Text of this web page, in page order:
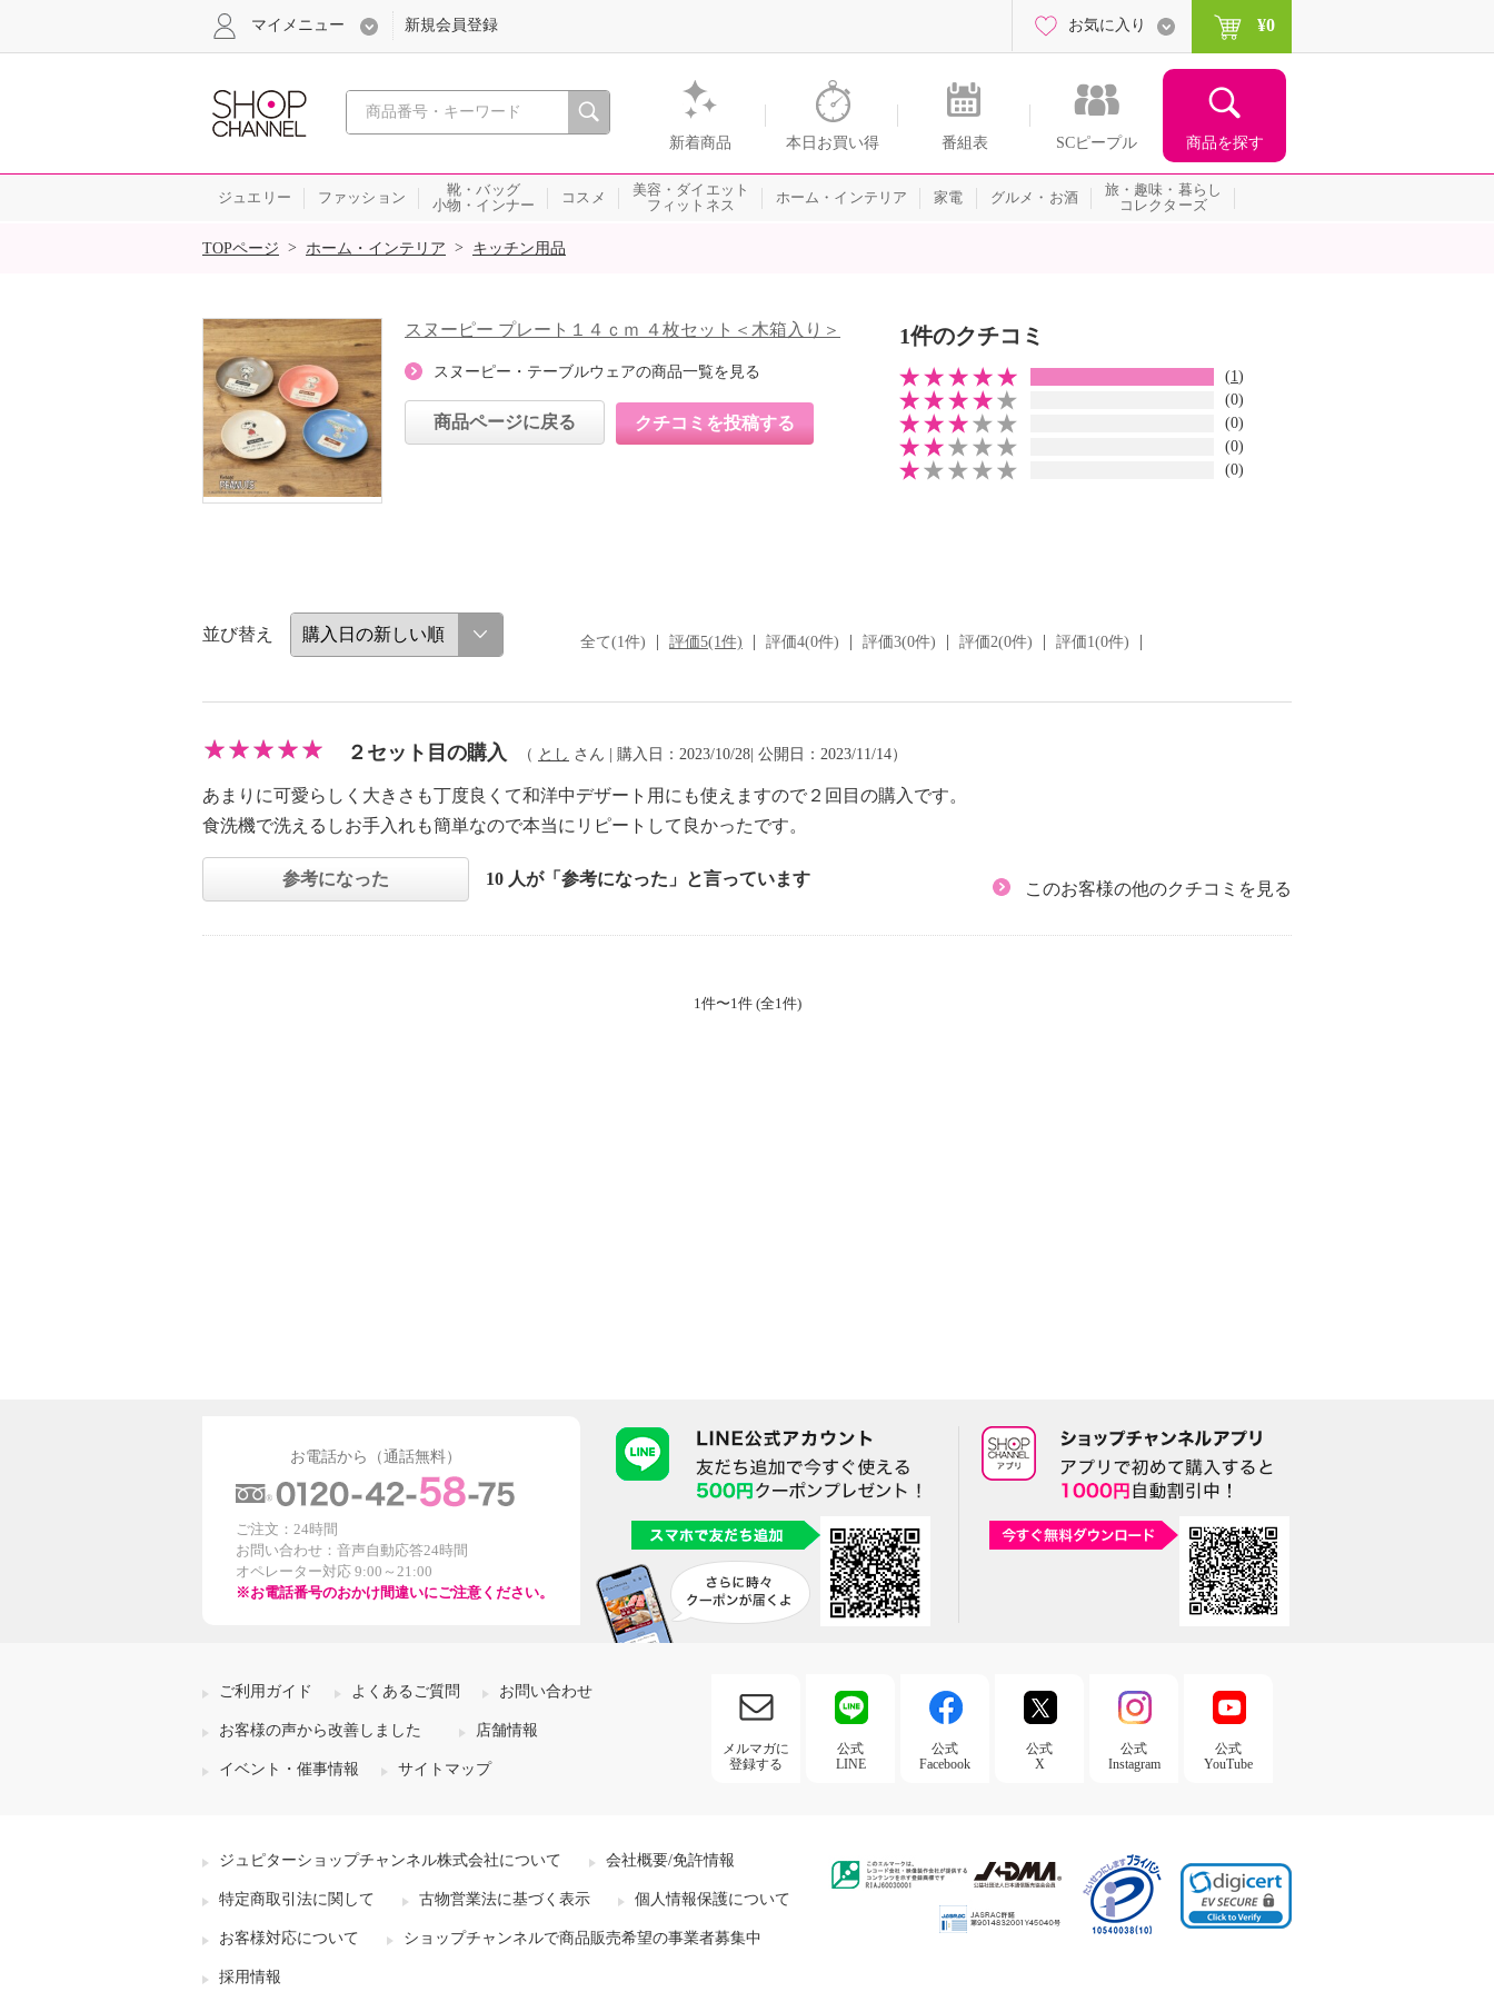
心おどる、瞬間を。通販・テレビショッピングのショップチャンネル
新着商品 本日お買い得 番組表 SCピープル 商品を探す
マイメニュー 新規会員登録 お気に入り ¥0
ジュエリー ファッション
靴・バッグ
小物・インナー
コスメ
美容・ダイエット
フィットネス
ホーム・インテリア 家電 グルメ・お酒
旅・趣味・暮らし
コレクターズ
SALE
TOPページ > ホーム・インテリア > キッチン用品
スヌーピー プレート１４ｃｍ ４枚セット＜木箱入り＞
スヌーピー・テーブルウェアの商品一覧を見る
商品ページに戻る クチコミを投稿する
1件のクチコミ
(1 )
(0)
(0)
(0)
(0)
並び替え 全て(1件) 評価5(1件) 評価4(0件) 評価3(0件) 評価2(0件) 評価1(0件)
２セット目の購入 （ とし さん | 購入日：2023/10/28| 公開日：2023/11/14）
あまりに可愛らしく大きさも丁度良くて和洋中デザート用にも使えますので２回目の購入です。
食洗機で洗えるしお手入れも簡単なので本当にリピートして良かったです。
参考になった 10 人が「参考になった」と言っています
このお客様の他のクチコミを見る
1件〜1件 (全1件)
お電話から（通話無料）
ご注文：24時間
お問い合わせ：音声自動応答24時間
オペレーター対応 9:00～21:00
※お電話番号のおかけ間違いにご注意ください。
ご利用ガイド よくあるご質問 お問い合わせ
お客様の声から改善しました 店舗情報
イベント・催事情報 サイトマップ
メルマガに
登録する
公式
LINE
公式
Facebook
公式
X
公式
Instagram
公式
YouTube
ジュピターショップチャンネル株式会社について 会社概要/免許情報
特定商取引法に関して 古物営業法に基づく表示 個人情報保護について
お客様対応について ショップチャンネルで商品販売希望の事業者募集中
採用情報